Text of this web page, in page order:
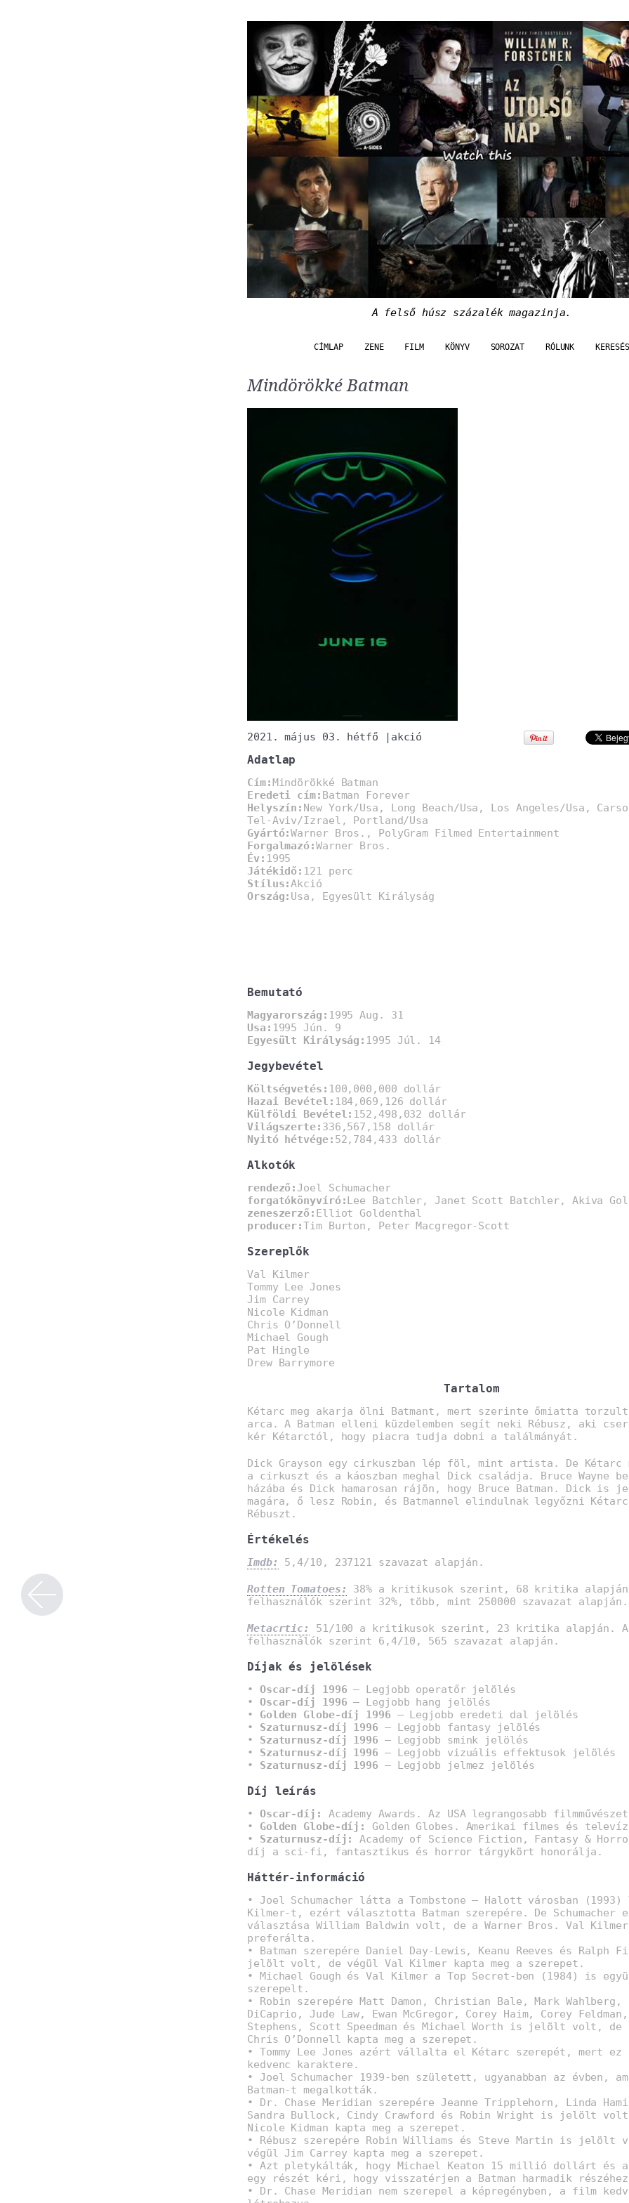
A felső húsz százalék magazinja.
CÍMLAP ZENE FILM KÖNYV SOROZAT RÓLUNK KERESÉS
Mindörökké Batman
2021. május 03. hétfő | akció
Adatlap
Cím:Mindörökké Batman
Eredeti cím: Batman Forever
Helyszín: New York/Usa, Long Beach/Usa, Los Angeles/Usa,
Tel-Aviv/Izrael, Portland/Usa
Gyártó:Warner Bros., PolyGram Filmed Entertainment
Forgalmazó:Warner Bros.
Év: 1995
Játékidő: 121 perc
Stílus:Akció
Ország: Usa, Egyesült Királyság
Bemutató
Magyarország: 1995 Aug. 31
Usa: 1995 Jún. 9
Egyesült Királyság: 1995 Júl. 14
Jegybevétel
Költségvetés: 100,000,000 dollár
Hazai Bevétel: 184,069,126 dollár
Külföldi Bevétel: 152,498,032 dollár
Világszerte: 336,567,158 dollár
Nyitó hétvége: 52,784,433 dollár
Alkotók
rendező: Joel Schumacher
forgatókönyvíró:Lee Batchler, Janet Scott Batchler, Akiva
zeneszerző: Elliot Goldenthal
producer:Tim Burton, Peter Macgregor-Scott
Szereplők
Val Kilmer
Tommy Lee Jones
Jim Carrey
Nicole Kidman
Chris O’Donnell
Michael Gough
Pat Hingle
Drew Barrymore
Tartalom
Kétarc meg akarja ölni Batmant, mert szerinte őmiatta
arca. A Batman elleni küzdelemben segít neki Rébusz, aki
kér Kétarctól, hogy piacra tudja dobni a találmányát.
Dick Grayson egy cirkuszban lép föl, mint artista. De Kétarc
a cirkuszt és a káoszban meghal Dick családja. Bruce Wayne
házába és Dick hamarosan rájön, hogy Bruce Batman. Dick is
magára, ő lesz Robin, és Batmannel elindulnak legyőzni
Rébuszt.
Értékelés
Imdb: 5,4/10, 237121 szavazat alapján.
Rotten Tomatoes:
38% a kritikusok szerint, 68 kritika
felhasználók szerint 32%, több, mint 250000 szavazat alapján.
Metacrtic:
51/100 a kritikusok szerint, 23 kritika alapján. A
felhasználók szerint 6,4/10, 565 szavazat alapján.
Díjak és jelölések
• Oscar-díj 1996 – Legjobb operatőr jelölés
• Oscar-díj 1996 – Legjobb hang jelölés
• Golden Globe-díj 1996 – Legjobb eredeti dal jelölés
• Szaturnusz-díj 1996 – Legjobb fantasy jelölés
• Szaturnusz-díj 1996 – Legjobb smink jelölés
• Szaturnusz-díj 1996 – Legjobb vizuális effektusok jelölés
• Szaturnusz-díj 1996 – Legjobb jelmez jelölés
Díj leírás
• Oscar-díj:
Academy Awards. Az USA legrangosabb
• Golden Globe-díj:
Golden Globes. Amerikai filmes és
• Szaturnusz-díj:
Academy of Science Fiction, Fantasy &
díj a sci-fi, fantasztikus és horror tárgykört honorálja.
Háttér-információ
• Joel Schumacher látta a Tombstone – Halott városban (1993)
Kilmer-t, ezért választotta Batman szerepére. De Schumacher
választása William Baldwin volt, de a Warner Bros. Val
preferálta.
• Batman szerepére Daniel Day-Lewis, Keanu Reeves és Ralph
jelölt volt, de végül Val Kilmer kapta meg a szerepet.
• Michael Gough és Val Kilmer a Top Secret-ben (1984) is
szerepelt.
• Robin szerepére Matt Damon, Christian Bale, Mark Wahlberg,
DiCaprio, Jude Law, Ewan McGregor, Corey Haim, Corey
Stephens, Scott Speedman és Michael Worth is jelölt volt, de
Chris O’Donnell kapta meg a szerepet.
• Tommy Lee Jones azért vállalta el Kétarc szerepét, mert
kedvenc karaktere.
• Joel Schumacher 1939-ben született, ugyanabban az évben,
Batman-t megalkották.
• Dr. Chase Meridian szerepére Jeanne Tripplehorn, Linda
Sandra Bullock, Cindy Crawford és Robin Wright is jelölt
Nicole Kidman kapta meg a szerepet.
• Rébusz szerepére Robin Williams és Steve Martin is jelölt
végül Jim Carrey kapta meg a szerepet.
• Azt pletykálták, hogy Michael Keaton 15 millió dollárt és a
egy részét kéri, hogy visszatérjen a Batman harmadik
• Dr. Chase Meridian nem szerepel a képregényben, a film